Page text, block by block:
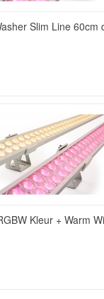
Slim Line 60cm
Kleur + Warm